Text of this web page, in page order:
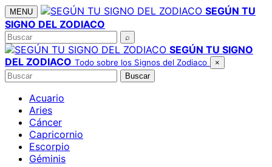
Saltar
al
contenido
MENU
SEGÚN TU
SIGNO DEL ZODIACO
Buscar
⌕
SEGÚN TU SIGNO
DEL ZODIACO Todo sobre los Signos del Zodiaco ×
Buscar Buscar
Acuario
Aries
Cáncer
Capricornio
Escorpio
Géminis